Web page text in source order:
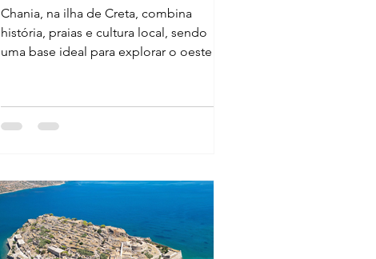
Chania, na ilha de Creta, combina
história, praias e cultura local, sendo
uma base ideal para explorar o oeste da